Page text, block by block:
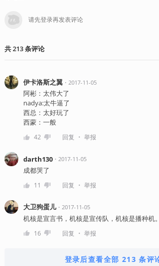
共213条评论
伊卡洛斯之翼・ 2017-11-05
阿彬：太伟大了
nadya:太牛逼了
西总：太好玩了
西蒙：一般
42 回复 ・ 举报
darth130・ 2017-11-05
成都哭了
11 回复 ・ 举报
大卫狗蛋儿・ 2017-11-05
机核是宣言书，机核是宣传队，机核是播种机。
16 回复 ・ 举报
登录后查看全部 213 条评